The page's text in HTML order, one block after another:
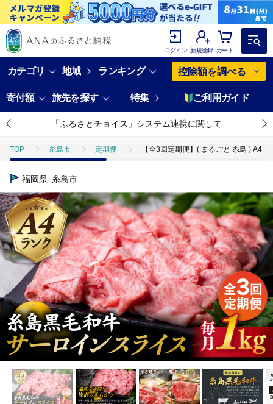
ログイン 新規登録 カート
カテゴリ 地域 ランキング 控除額を調べる
寄付額 旅先を探す 特集 ご利用ガイド
「ふるさとチョイス」システム連携に関して
TOP 糸島市 定期便 【全3回定期便】( まるごと 糸島 ) A4
福岡県 糸島市